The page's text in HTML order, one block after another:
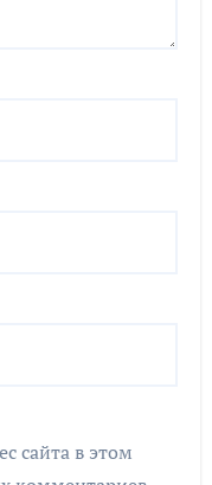
сайта в этом